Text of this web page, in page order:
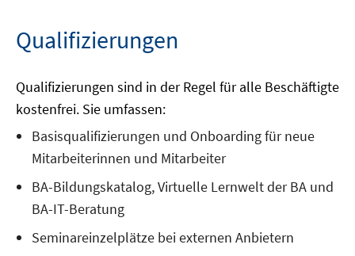
Qualifizierungen
Qualifizierungen sind in der Regel für alle Beschäftigte
kostenfrei. Sie umfassen:
Basisqualifizierungen und Onboarding für neue
Mitarbeiterinnen und Mitarbeiter
BA-Bildungskatalog, Virtuelle Lernwelt der BA und
BA-IT-Beratung
Seminareinzelplätze bei externen Anbietern